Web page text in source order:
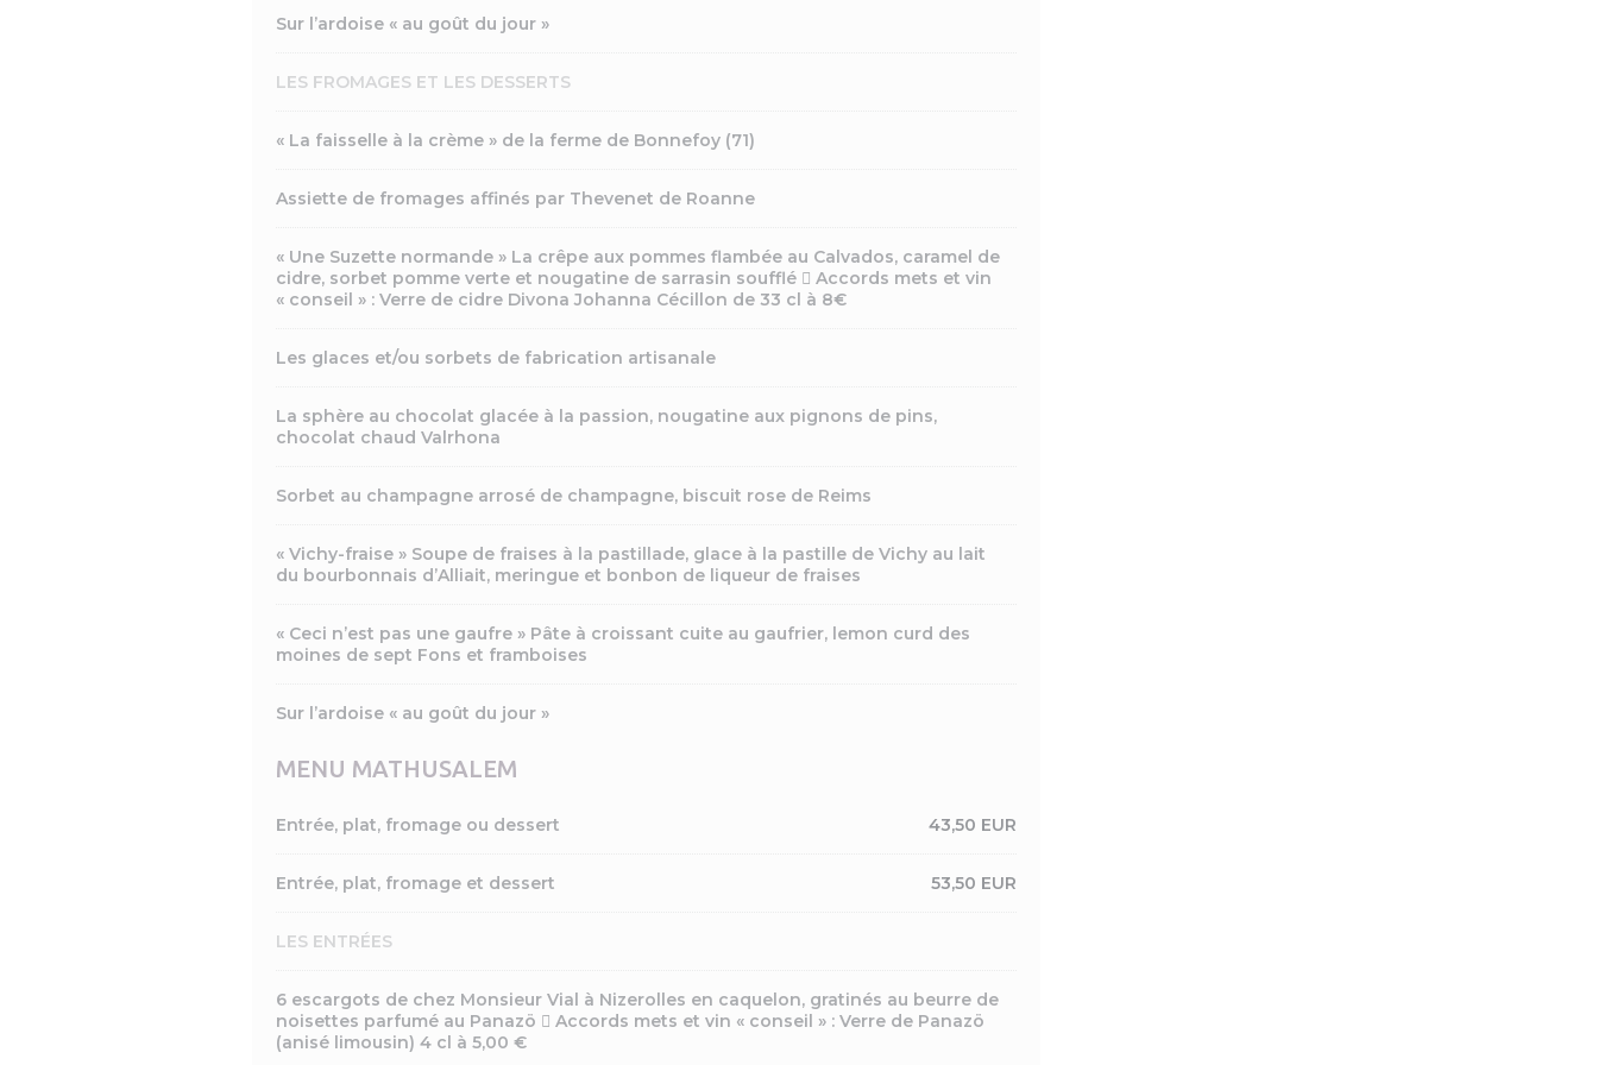
Sur l’ardoise « au goût du jour »
LES FROMAGES ET LES DESSERTS
« La faisselle à la crème » de la ferme de Bonnefoy (71)
Assiette de fromages affinés par Thevenet de Roanne
« Une Suzette normande » La crêpe aux pommes flambée au Calvados, caramel de
cidre, sorbet pomme verte et nougatine de sarrasin soufflé  Accords mets et vin
« conseil » : Verre de cidre Divona Johanna Cécillon de 33 cl à 8€
Les glaces et/ou sorbets de fabrication artisanale
La sphère au chocolat glacée à la passion, nougatine aux pignons de pins,
chocolat chaud Valrhona
Sorbet au champagne arrosé de champagne, biscuit rose de Reims
« Vichy-fraise » Soupe de fraises à la pastillade, glace à la pastille de Vichy au lait
du bourbonnais d’Alliait, meringue et bonbon de liqueur de fraises
« Ceci n’est pas une gaufre » Pâte à croissant cuite au gaufrier, lemon curd des
moines de sept Fons et framboises
Sur l’ardoise « au goût du jour »
MENU MATHUSALEM
Entrée, plat, fromage ou dessert 43,50 EUR
Entrée, plat, fromage et dessert 53,50 EUR
LES ENTRÉES
6 escargots de chez Monsieur Vial à Nizerolles en caquelon, gratinés au beurre de
noisettes parfumé au Panazö  Accords mets et vin « conseil » : Verre de Panazö
(anisé limousin) 4 cl à 5,00 €